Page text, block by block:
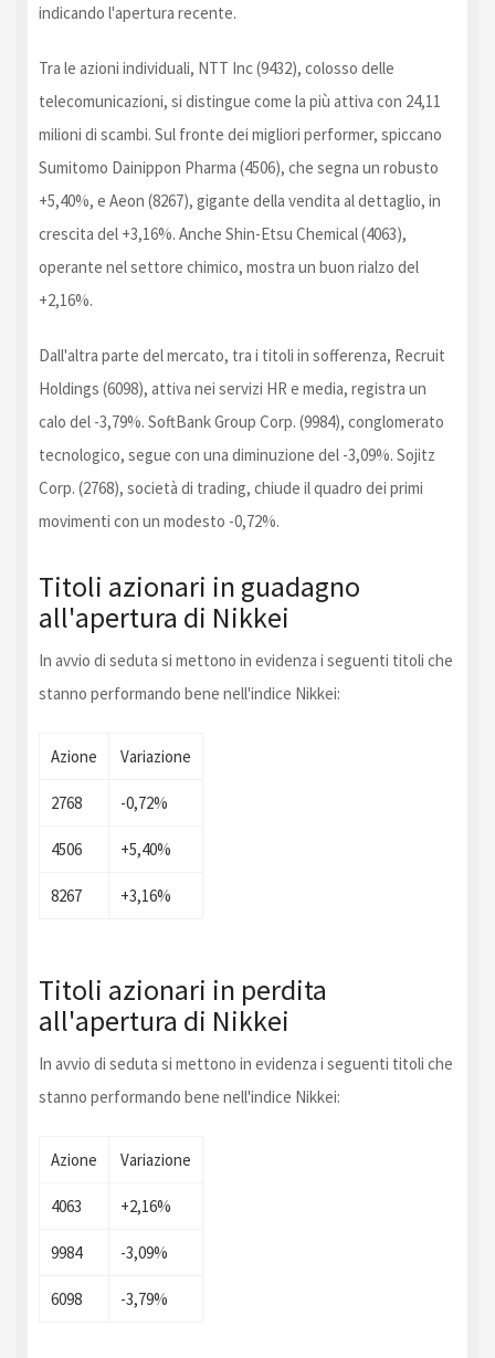
indicando l'apertura recente.
Tra le azioni individuali, NTT Inc (9432), colosso delle
telecomunicazioni, si distingue come la più attiva con 24,11
milioni di scambi. Sul fronte dei migliori performer, spiccano
Sumitomo Dainippon Pharma (4506), che segna un robusto
+5,40%, e Aeon (8267), gigante della vendita al dettaglio, in
crescita del +3,16%. Anche Shin-Etsu Chemical (4063),
operante nel settore chimico, mostra un buon rialzo del
+2,16%.
Dall'altra parte del mercato, tra i titoli in sofferenza, Recruit
Holdings (6098), attiva nei servizi HR e media, registra un
calo del -3,79%. SoftBank Group Corp. (9984), conglomerato
tecnologico, segue con una diminuzione del -3,09%. Sojitz
Corp. (2768), società di trading, chiude il quadro dei primi
movimenti con un modesto -0,72%.
Titoli azionari in guadagno
all'apertura di Nikkei
In avvio di seduta si mettono in evidenza i seguenti titoli che
stanno performando bene nell'indice Nikkei:
Azione Variazione
2768 -0,72%
4506 +5,40%
8267 +3,16%
Titoli azionari in perdita
all'apertura di Nikkei
In avvio di seduta si mettono in evidenza i seguenti titoli che
stanno performando bene nell'indice Nikkei:
Azione Variazione
4063 +2,16%
9984 -3,09%
6098 -3,79%